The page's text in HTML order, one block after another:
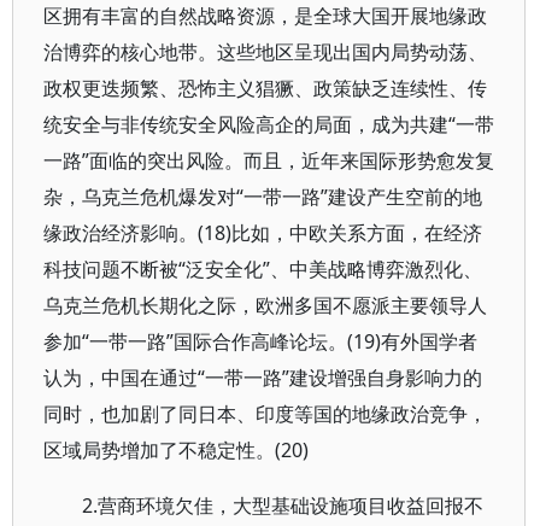
区拥有丰富的自然战略资源，是全球大国开展地缘政
治博弈的核心地带。这些地区呈现出国内局势动荡、
政权更迭频繁、恐怖主义猖獗、政策缺乏连续性、传
统安全与非传统安全风险高企的局面，成为共建“一带
一路”面临的突出风险。而且，近年来国际形势愈发复
杂，乌克兰危机爆发对“一带一路”建设产生空前的地
缘政治经济影响。(18)比如，中欧关系方面，在经济
科技问题不断被“泛安全化”、中美战略博弈激烈化、
乌克兰危机长期化之际，欧洲多国不愿派主要领导人
参加“一带一路”国际合作高峰论坛。(19)有外国学者
认为，中国在通过“一带一路”建设增强自身影响力的
同时，也加剧了同日本、印度等国的地缘政治竞争，
区域局势增加了不稳定性。(20)
2.营商环境欠佳，大型基础设施项目收益回报不